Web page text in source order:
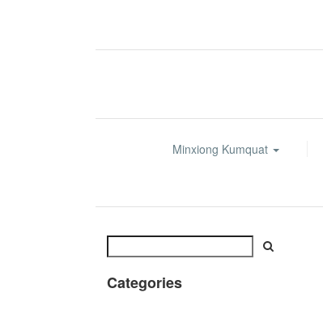
Minxiong Kumquat
Categories